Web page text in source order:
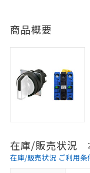
商品概要
在庫/販売状況
在庫/販売状況 ご利用条